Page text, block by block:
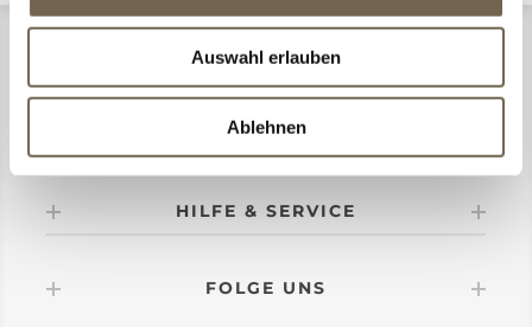
Auswahl erlauben
Ablehnen
CONMA DESIGN
MEIN KONTO
HILFE & SERVICE
FOLGE UNS